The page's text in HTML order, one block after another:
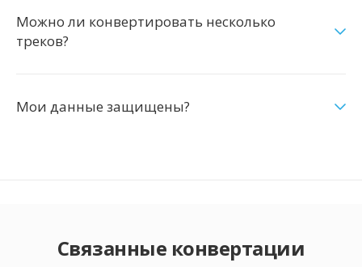
Можно ли конвертировать несколько
треков?
Мои данные защищены?
Связанные конвертации